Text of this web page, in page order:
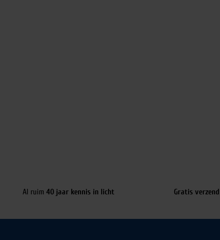
Al ruim 40 jaar kennis in licht Gratis